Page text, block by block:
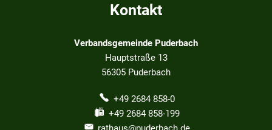
Kontakt
Verbandsgemeinde Puderbach
Hauptstraße 13
56305 Puderbach
+49 2684 858-0
+49 2684 858-199